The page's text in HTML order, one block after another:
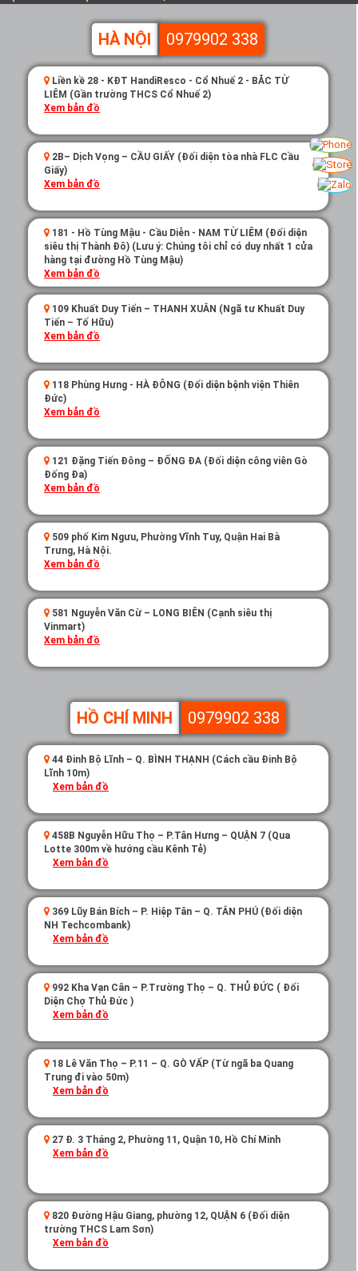
HÀ NỘI 0979902 338
Liền kề 28 - KĐT HandiResco - Cổ Nhuế 2 - BẮC TỪ
LIÊM (Gần trường THCS Cổ Nhuế 2)
Xem bản đồ
2B– Dịch Vọng – CẦU GIẤY (Đối diện tòa nhà FLC Cầu
Giấy)
Xem bản đồ
181 - Hồ Tùng Mậu - Cầu Diễn - NAM TỪ LIÊM (Đối diện
siêu thị Thành Đô) (Lưu ý: Chúng tôi chỉ có duy nhất 1 cửa
hàng tại đường Hồ Tùng Mậu)
Xem bản đồ
109 Khuất Duy Tiến – THANH XUÂN (Ngã tư Khuất Duy
Tiến – Tố Hữu)
Xem bản đồ
118 Phùng Hưng - HÀ ĐÔNG (Đối diện bệnh viện Thiên
Đức)
Xem bản đồ
121 Đặng Tiến Đông – ĐỐNG ĐA (Đối diện công viên Gò
Đống Đa)
Xem bản đồ
509 phố Kim Ngưu, Phường Vĩnh Tuy, Quận Hai Bà
Trưng, Hà Nội.
Xem bản đồ
581 Nguyễn Văn Cừ – LONG BIÊN (Cạnh siêu thị
Vinmart)
Xem bản đồ
HỒ CHÍ MINH 0979902 338
44 Đinh Bộ Lĩnh – Q. BÌNH THẠNH (Cách cầu Đinh Bộ
Lĩnh 10m)
Xem bản đồ
458B Nguyễn Hữu Thọ – P.Tân Hưng – QUẬN 7 (Qua
Lotte 300m về hướng cầu Kênh Tẻ)
Xem bản đồ
369 Lũy Bán Bích – P. Hiệp Tân – Q. TÂN PHÚ (Đối diện
NH Techcombank)
Xem bản đồ
992 Kha Vạn Cân – P.Trường Thọ – Q. THỦ ĐỨC ( Đối
Diện Chợ Thủ Đức )
Xem bản đồ
18 Lê Văn Thọ – P.11 – Q. GÒ VẤP (Từ ngã ba Quang
Trung đi vào 50m)
Xem bản đồ
27 Đ. 3 Tháng 2, Phường 11, Quận 10, Hồ Chí Minh
Xem bản đồ
820 Đường Hậu Giang, phường 12, QUẬN 6 (Đối diện
trường THCS Lam Sơn)
Xem bản đồ